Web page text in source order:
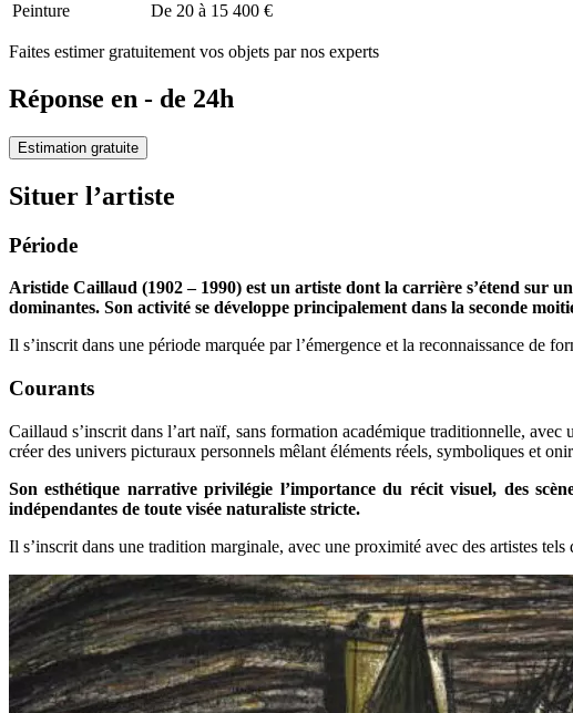
Peinture De 20 à 15 400 €
Faites estimer gratuitement vos objets par nos experts
Réponse en - de 24h
Estimation gratuite
Situer l’artiste
Période
Aristide Caillaud (1902 – 1990) est un artiste dont la carrière s’étend sur
dominantes. Son activité se développe principalement dans la seconde
Il s’inscrit dans une période marquée par l’émergence et la reconnaissance de
Courants
Caillaud s’inscrit dans l’art naïf, sans formation académique traditionnelle,
créer des univers picturaux personnels mêlant éléments réels, symboliques et
Son esthétique narrative privilégie l’importance du récit visuel, des
indépendantes de toute visée naturaliste stricte.
Il s’inscrit dans une tradition marginale, avec une proximité avec des artistes tels